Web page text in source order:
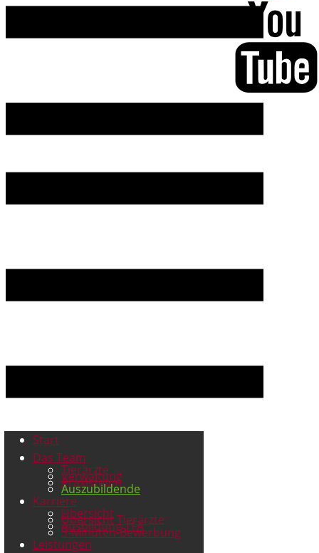
Start
Das Team
Tierärzte
Verwaltung
Praxisteam
Auszubildende
Karriere
Übersicht
Übersicht Tierärzte
Ausbildung TFA
3-Minuten-Bewerbung
Leistungen